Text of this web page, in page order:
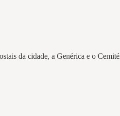
da cidade, a Genérica e o